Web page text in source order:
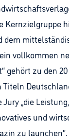
Kernzielgruppe
dem
vollkommen
gehört zu den 20
„die
und
zu